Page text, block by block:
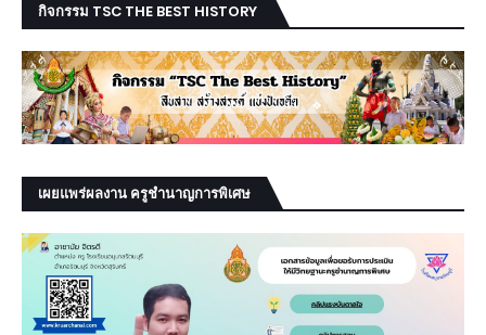
กิจกรรม TSC THE BEST HISTORY
เผยแพร่ผลงาน ครูชำนาญการพิเศษ